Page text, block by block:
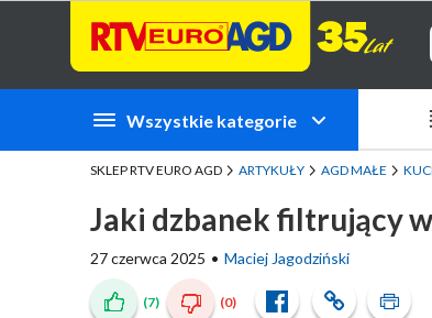
Wszystkie kategorie
SKLEP RTV EURO AGD ARTYKUŁY AGD MAŁE
Jaki dzbanek filtrujący
27 czerwca 2025 Maciej Jagodziński
(7) (0)